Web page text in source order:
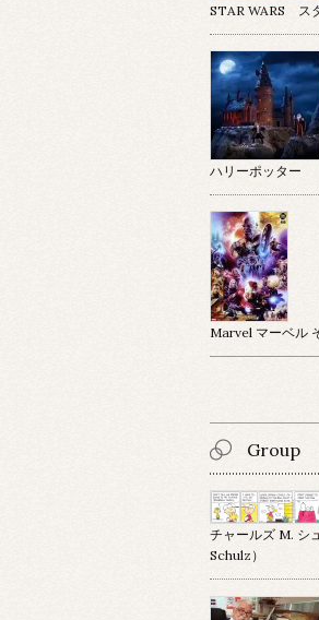
STAR WARS ス
ハリーポッター
Marvel マーベル
Group
チャールズ M. シ
Schulz）